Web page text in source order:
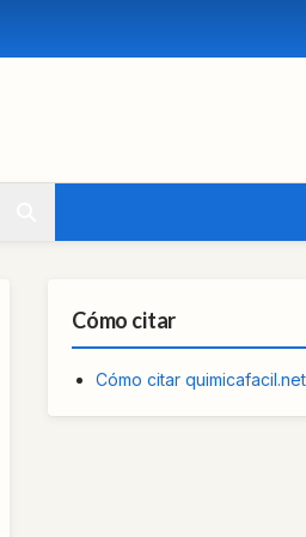
Cómo citar
Cómo citar quimicafacil.net